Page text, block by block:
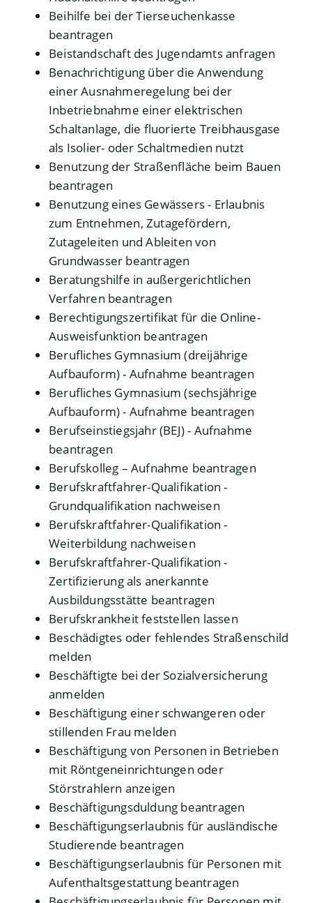
Beihilfe bei der Tierseuchenkasse
beantragen
Beistandschaft des Jugendamts anfragen
Benachrichtigung über die Anwendung
einer Ausnahmeregelung bei der
Inbetriebnahme einer elektrischen
Schaltanlage, die fluorierte Treibhausgase
als Isolier- oder Schaltmedien nutzt
Benutzung der Straßenfläche beim Bauen
beantragen
Benutzung eines Gewässers - Erlaubnis
zum Entnehmen, Zutagefördern,
Zutageleiten und Ableiten von
Grundwasser beantragen
Beratungshilfe in außergerichtlichen
Verfahren beantragen
Berechtigungszertifikat für die Online-
Ausweisfunktion beantragen
Berufliches Gymnasium (dreijährige
Aufbauform) - Aufnahme beantragen
Berufliches Gymnasium (sechsjährige
Aufbauform) - Aufnahme beantragen
Berufseinstiegsjahr (BEJ) - Aufnahme
beantragen
Berufskolleg – Aufnahme beantragen
Berufskraftfahrer-Qualifikation -
Grundqualifikation nachweisen
Berufskraftfahrer-Qualifikation -
Weiterbildung nachweisen
Berufskraftfahrer-Qualifikation -
Zertifizierung als anerkannte
Ausbildungsstätte beantragen
Berufskrankheit feststellen lassen
Beschädigtes oder fehlendes Straßenschild
melden
Beschäftigte bei der Sozialversicherung
anmelden
Beschäftigung einer schwangeren oder
stillenden Frau melden
Beschäftigung von Personen in Betrieben
mit Röntgeneinrichtungen oder
Störstrahlern anzeigen
Beschäftigungsduldung beantragen
Beschäftigungserlaubnis für ausländische
Studierende beantragen
Beschäftigungserlaubnis für Personen mit
Aufenthaltsgestattung beantragen